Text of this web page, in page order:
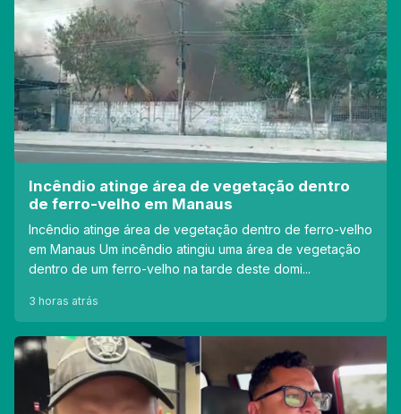
Incêndio atinge área de vegetação dentro
de ferro-velho em Manaus
Incêndio atinge área de vegetação dentro de ferro-velho
em Manaus Um incêndio atingiu uma área de vegetação
dentro de um ferro-velho na tarde deste domi...
3 horas atrás